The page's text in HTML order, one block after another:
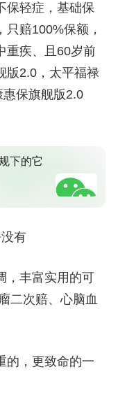
保轻症，基础保
赔100%保额，
重疾、且60岁前
版2.0，太平福禄
保旗舰版2.0
下的它
有
，丰富实用的可
二次赔、心脑血
的，更致命的一